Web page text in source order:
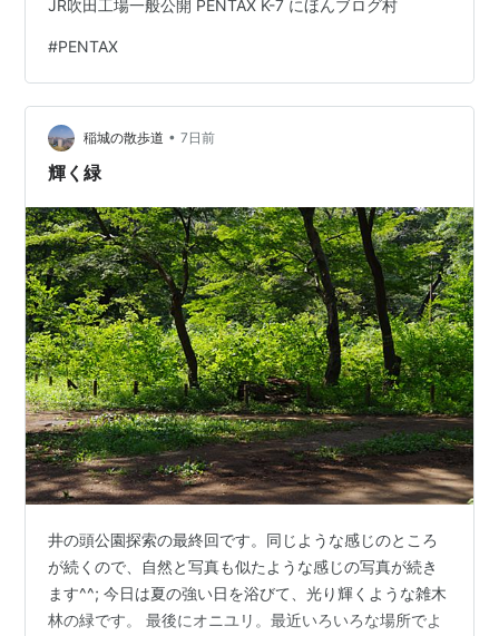
JR吹田工場一般公開 PENTAX K-7 にほんブログ村
#PENTAX
稲城の散歩道 • 7日前
輝く緑
井の頭公園探索の最終回です。同じような感じのところ
が続くので、自然と写真も似たような感じの写真が続き
ます^^; 今日は夏の強い日を浴びて、光り輝くような雑木
林の緑です。 最後にオニユリ。最近いろいろな場所でよ